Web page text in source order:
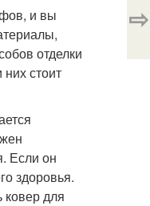
и вы
отделки
стоит
Если он
здоровья.
ковер для
⇨